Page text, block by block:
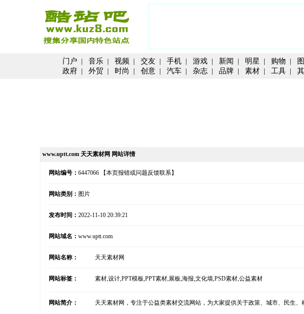
门户 | 音乐 | 视频 | 交友 | 手机 | 游戏 | 新闻 | 明星 | 购物 |
政府 | 外贸 | 时尚 | 创意 | 汽车 | 杂志 | 品牌 | 素材 | 工具 |
www.uptt.com 天天素材网 网站详情
网站编号： 6447066 【本页报错或问题反馈联系】
网站类别： 图片
发布时间： 2022-11-10 20:39:21
网站域名： www.uptt.com
网站名称： 天天素材网
网站标签： 素材,设计,PPT模板,PPT素材,展板,海报,文化墙,PSD素材,公益素材
网站简介： 天天素材网，专注于公益类素材交流网站，为大家提供关于政策、城市、民生